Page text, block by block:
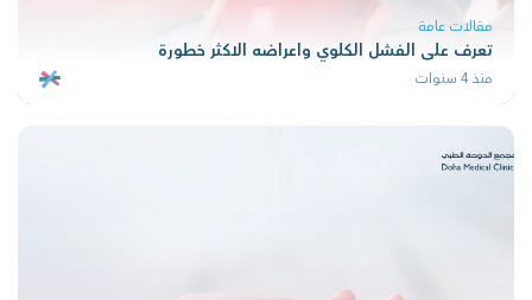
مقالات عامة
تعرف على الفشل الكلوي واعراضه الاكثر خطورة
منذ 4 سنوات